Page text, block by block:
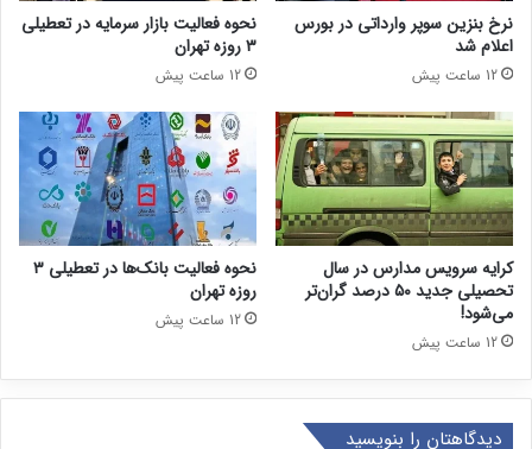
نرخ بنزین سوپر وارداتی در بورس
اعلام شد
12 ساعت پیش
نحوه فعالیت بازار سرمایه در تعطیلی
۳ روزه تهران
12 ساعت پیش
کرایه سرویس مدارس در سال
تحصیلی جدید ۵۰ درصد گران‌تر
می‌شود!
12 ساعت پیش
نحوه فعالیت بانک‌ها در تعطیلی ۳
روزه تهران
12 ساعت پیش
دیدگاهتان را بنویسید